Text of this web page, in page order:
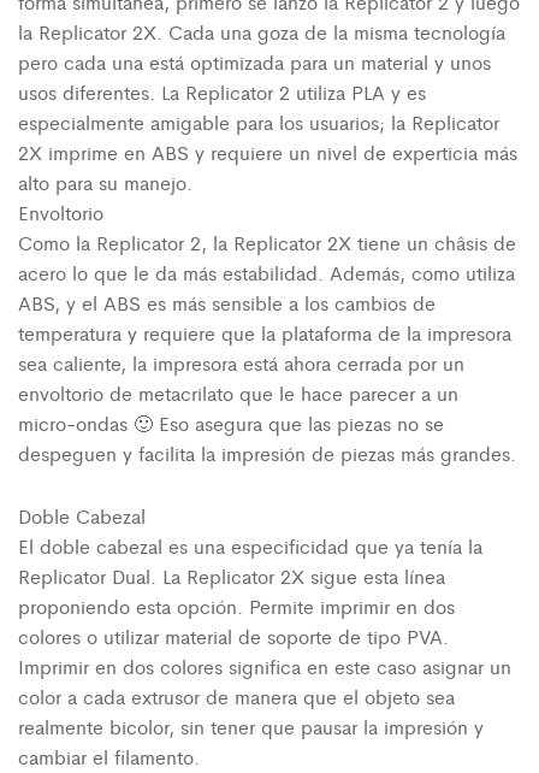
la Replicator 2X. Cada una goza de la misma tecnología
pero cada una está optimizada para un material y unos
usos diferentes. La Replicator 2 utiliza PLA y es
especialmente amigable para los usuarios; la Replicator
2X imprime en ABS y requiere un nivel de experticia más
alto para su manejo.
Envoltorio
Como la Replicator 2, la Replicator 2X tiene un châsis de
acero lo que le da más estabilidad. Además, como utiliza
ABS, y el ABS es más sensible a los cambios de
temperatura y requiere que la plataforma de la impresora
sea caliente, la impresora está ahora cerrada por un
envoltorio de metacrilato que le hace parecer a un
micro-ondas 🙂 Eso asegura que las piezas no se
despeguen y facilita la impresión de piezas más grandes.
Doble Cabezal
El doble cabezal es una especificidad que ya tenía la
Replicator Dual. La Replicator 2X sigue esta línea
proponiendo esta opción. Permite imprimir en dos
colores o utilizar material de soporte de tipo PVA.
Imprimir en dos colores significa en este caso asignar un
color a cada extrusor de manera que el objeto sea
realmente bicolor, sin tener que pausar la impresión y
cambiar el filamento.